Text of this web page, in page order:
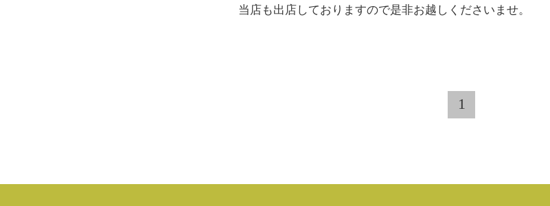
当店も出店しておりますので是非お越しくださいませ。
1